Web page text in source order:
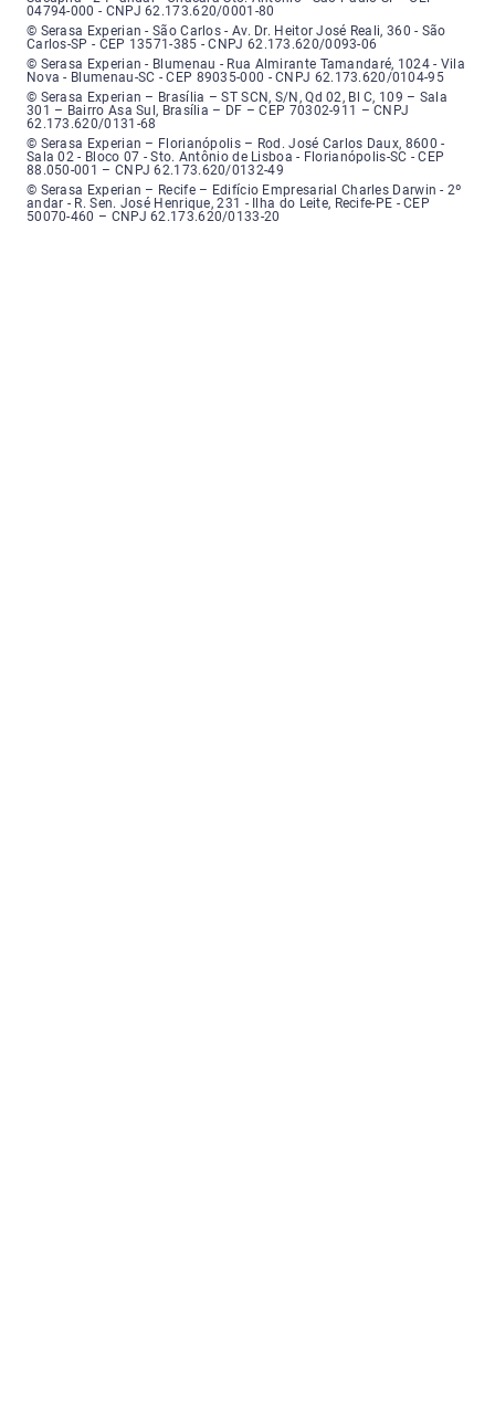
04794-000 - CNPJ 62.173.620/0001-80
Serasa Experian - São Carlos - Endereço: Avenida Doutor Heitor José
© Serasa Experian - São Carlos - Av. Dr. Heitor José Reali, 360 - São
Carlos-SP - CEP 13571-385 - CNPJ 62.173.620/0093-06
Serasa Experian - Blumenau - Endereço: Rua Almirante Tamandaré,
© Serasa Experian - Blumenau - Rua Almirante Tamandaré, 1024 - Vila
Nova - Blumenau-SC - CEP 89035-000 - CNPJ 62.173.620/0104-95
Serasa Experian - Brasília, Endereço: Setor Comercial Norte, sem
© Serasa Experian – Brasília – ST SCN, S/N, Qd 02, Bl C, 109 – Sala
301 – Bairro Asa Sul, Brasília – DF – CEP 70302-911 – CNPJ
62.173.620/0131-68
Serasa Experian - Florianópolis, Endereço: Rodovia José Carlos, número
© Serasa Experian – Florianópolis – Rod. José Carlos Daux, 8600 -
Sala 02 - Bloco 07 - Sto. Antônio de Lisboa - Florianópolis-SC - CEP
88.050-001 – CNPJ 62.173.620/0132-49
Serasa Experian - Recife, Endereço: Edifício Empresarial Charles Darwin,
© Serasa Experian – Recife – Edifício Empresarial Charles Darwin - 2º
andar - R. Sen. José Henrique, 231 - Ilha do Leite, Recife-PE - CEP
50070-460 – CNPJ 62.173.620/0133-20